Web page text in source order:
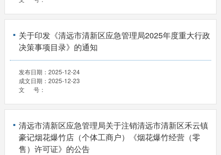
关于印发《清远市清新区应急管理局2025年度重大行政
决策事项目录》的通知
发布日期： 2025-12-24
成文日期： 2025-12-23
文 号：
清远市清新区应急管理局关于注销清远市清新区禾云镇
豪记烟花爆竹店（个体工商户）《烟花爆竹经营（零
售）许可证》的公告